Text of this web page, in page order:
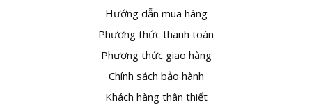
Hướng dẫn mua hàng
Phương thức thanh toán
Phương thức giao hàng
Chính sách bảo hành
Khách hàng thân thiết